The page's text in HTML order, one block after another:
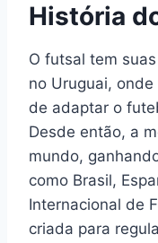
História
O futsal tem
no Uruguai,
de adaptar o
Desde então, a
mundo,
como Brasil,
Internacional de
criada para